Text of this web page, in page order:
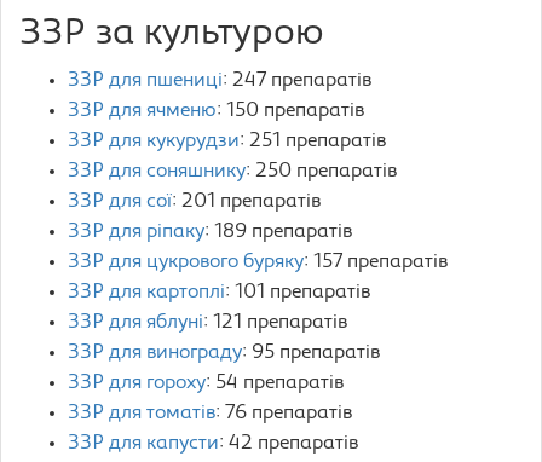
ЗЗР за культурою
ЗЗР для пшениці: 247 препаратів
ЗЗР для ячменю: 150 препаратів
ЗЗР для кукурудзи: 251 препаратів
ЗЗР для соняшнику: 250 препаратів
ЗЗР для сої: 201 препаратів
ЗЗР для ріпаку: 189 препаратів
ЗЗР для цукрового буряку: 157 препаратів
ЗЗР для картоплі: 101 препаратів
ЗЗР для яблуні: 121 препаратів
ЗЗР для винограду: 95 препаратів
ЗЗР для гороху: 54 препаратів
ЗЗР для томатів: 76 препаратів
ЗЗР для капусти: 42 препаратів